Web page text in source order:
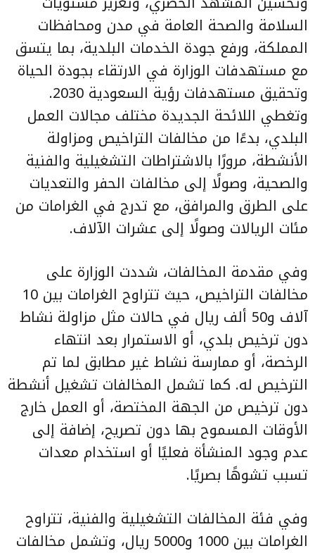
السلامة والصحة العامة في مدن ومحافظات
المملكة، ورفع جودة الخدمات البلدية، بما يتسق
مع مستهدفات الوزارة في الارتقاء بجودة الحياة
وتحقيق مستهدفات رؤية السعودية 2030.
وتغطي اللائحة الجديدة مختلف مجالات العمل
البلدي، بدءًا من مخالفات التراخيص ومزاولة
الأنشطة، مرورًا بالاشتراطات التشغيلية والفنية
والصحية، وصولًا إلى مخالفات الحفر والتعديات
على الطرق والمرافق، مع تدرج في الغرامات من
مئات الريالات وصولًا إلى عشرات الآلاف.
وفي مقدمة المخالفات، شددت الوزارة على
مخالفات التراخيص، حيث تتراوح الغرامات بين 10
آلاف و50 ألف ريال في حالات مثل مزاولة نشاط
دون ترخيص بلدي، أو الاستمرار بعد انتهاء
الرخصة، أو ممارسة نشاط غير مطابق لما تم
الترخيص له. كما تشمل المخالفات تشغيل أنشطة
دون ترخيص من الجهة المختصة، أو العمل خارج
الأوقات المسموح بها دون تصريح، إضافة إلى
عدم وجود المنشأة فعليًا أو استخدام معدات
تسبب تشوهًا بصريًا.
وفي فئة المخالفات التشغيلية والفنية، تتراوح
الغرامات بين 1000 و5000 ريال، وتشمل مخالفات